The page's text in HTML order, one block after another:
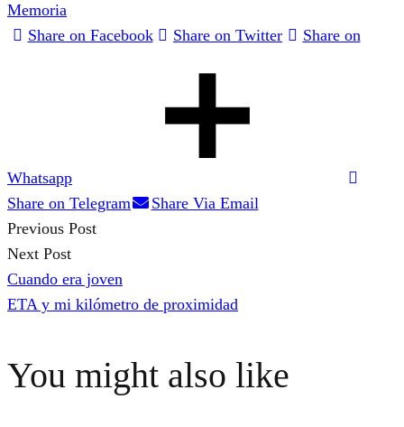
Memoria
Share on Facebook
Share on Twitter Share on
Whatsapp
Share on Telegram
Share Via Email
Post
navigation
Previous Post
Next Post
Cuando era joven
ETA y mi kilómetro de proximidad
You might also like